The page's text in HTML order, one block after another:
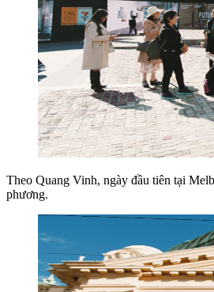
Theo Quang Vinh, ngày đầu tiên tại
phương.